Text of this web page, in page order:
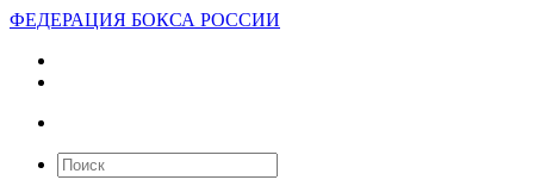
ФЕДЕРАЦИЯ БОКСА РОССИИ